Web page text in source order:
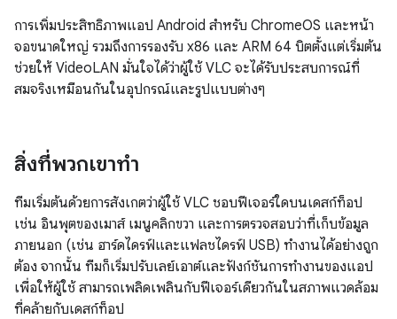
การเพิ่มประสิทธิภาพแอป Android สำหรับ ChromeOS และหน้า
จอขนาดใหญ่ รวมถึงการรองรับ x86 และ ARM 64 บิตตั้งแต่เริ่มต้น
ช่วยให้ VideoLAN มั่นใจได้ว่าผู้ใช้ VLC จะได้รับประสบการณ์ที่
สมจริงเหมือนกันในอุปกรณ์และรูปแบบต่างๆ
สิ่งที่พวกเขาทำ
ทีมเริ่มต้นด้วยการสังเกตว่าผู้ใช้ VLC ชอบฟีเจอร์ใดบนเดสก์ท็อป
เช่น อินพุตของเมาส์ เมนูคลิกขวา และการตรวจสอบว่าที่เก็บข้อมูล
ภายนอก (เช่น ฮาร์ดไดรฟ์และแฟลชไดรฟ์ USB) ทำงานได้อย่างถูก
ต้อง จากนั้น ทีมก็เริ่มปรับเลย์เอาต์และฟังก์ชันการทำงานของแอป
เพื่อให้ผู้ใช้ สามารถเพลิดเพลินกับฟีเจอร์เดียวกันในสภาพแวดล้อม
ที่คล้ายกับเดสก์ท็อป